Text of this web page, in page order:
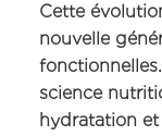
Cette
nouvelle
science
hydratation